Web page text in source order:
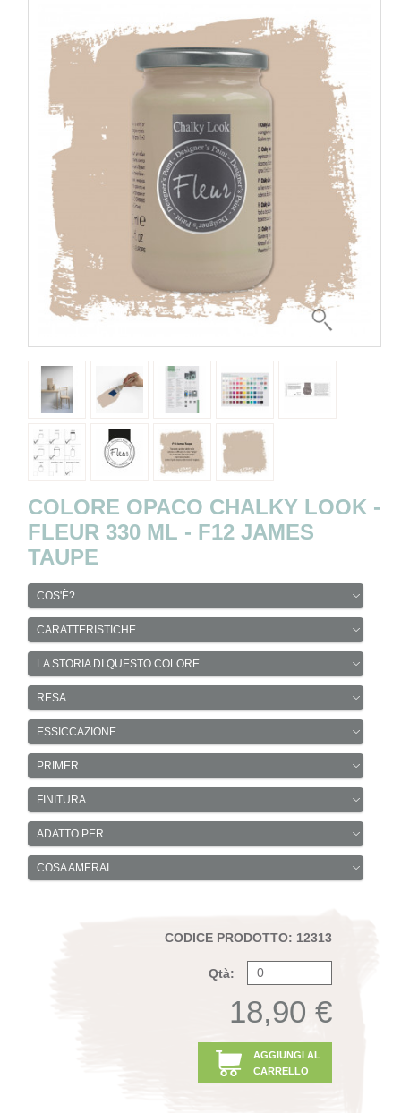
COLORE OPACO CHALKY LOOK -
FLEUR 330 ML - F12 JAMES
TAUPE
COS'È?
CARATTERISTICHE
LA STORIA DI QUESTO COLORE
RESA
ESSICCAZIONE
PRIMER
FINITURA
ADATTO PER
COSA AMERAI
CODICE PRODOTTO: 12313
Qtà:
18,90 €
AGGIUNGI AL
CARRELLO